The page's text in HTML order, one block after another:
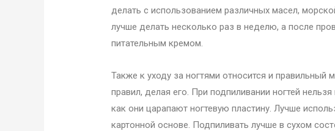
делать с использованием различных масел,
лучше делать несколько раз в неделю, а после
питательным кремом.
Также к уходу за ногтями относится и
правил, делая его. При подпиливании ногтей
как они царапают ногтевую пластину. Лучше
картонной основе. Подпиливать лучше в сухом